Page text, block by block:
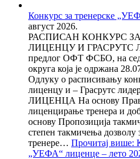
Конкурс за тренерске
август 2026.
РАСПИСАН КОНКУРС
ЛИЦЕНЦУ И ГРАСРУТС
предлог ОФТ ФСБО, на
округа која је одржана
Одлуку о расписивању
лиценцу и – Грасрутс
ЛИЦЕНЦА На основу
лиценцирање тренера и
основу Пропозиција
степен такмичења дозволу
тренере… Прочитај више:
„УЕФА“ лиценце – лето